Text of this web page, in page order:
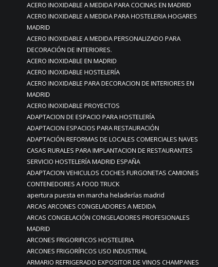
ACERO INOXIDABLE A MEDIDA PARA COCINAS EN MADRID
ACERO INOXIDABLE A MEDIDA PARA HOSTELERIA HOGARES
MADRID
ACERO INOXIDABLE A MEDIDA PERSONALIZADO PARA
DECORACIÓN DE INTERIORES.
ACERO INOXIDABLE EN MADRID
ACERO INOXIDABLE HOSTELERÍA
ACERO INOXIDABLE PARA DECORACION DE INTERIORES EN
MADRID
ACERO INOXIDABLE PROYECTOS
ADAPTACION DE ESPACIO PARA HOSTELERÍA
ADAPTACION ESPACIOS PARA RESTAURACIÓN
ADAPTACIÓN REFORMAS DE LOCALES COMERCIALES NAVES
CASAS RURALES PARA IMPLANTACION DE RESTAURANTES
SERVICIO HOSTELERÍA MADRID ESPAÑA
ADAPTACION VEHICULOS COCHES FURGONETAS CAMIONES
CONTENEDORES A FOOD TRUCK
apertura puesta en marcha heladerías madrid
ARCAS ARCONES CONGELADORES A MEDIDA
ARCAS CONGELACIÓN CONGELADORES PROFESIONALES
MADRID
ARCONES FRIGORIFICOS HOSTELERIA
ARCONES FRIGORÍFICOS USO INDUSTRIAL
ARMARIO REFRIGERADO EXPOSITOR DE VINOS CHAMPANES